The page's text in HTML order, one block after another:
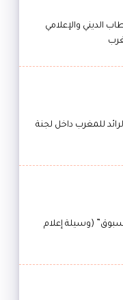
الديني والإعلامي
للمغرب داخل لجنة
“غير مسبوق” (وسيلة إعلام